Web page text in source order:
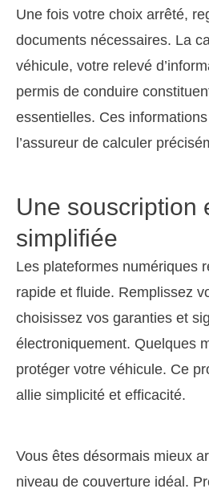
Une fois votre choix arrêté,
documents nécessaires. La
véhicule, votre relevé
permis de conduire
essentielles. Ces
l’assureur de calculer
Une souscription
simplifiée
Les plateformes numériques
rapide et fluide. Remplissez
choisissez vos garanties et
électroniquement. Quelques
protéger votre véhicule. Ce
allie simplicité et efficacité.
Vous êtes désormais mieux
niveau de couverture idéal.